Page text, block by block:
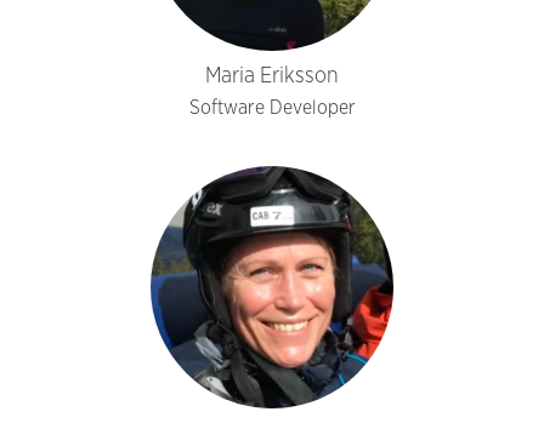
Maria Eriksson
Software Developer